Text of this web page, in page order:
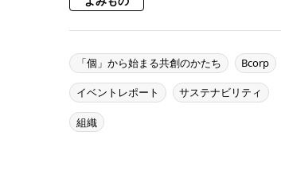
「個」から始まる共創のかたち Bcorp
イベントレポート サステナビリティ
組織